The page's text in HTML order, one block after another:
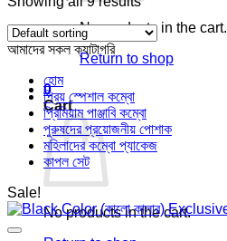
No products in the cart.
Return to shop
0
Cart
No products in the cart.
আমাদের সকল ক্যাটাগরি
হোম
প্রিয় স্পেশাল কম্বো
প্রিমিয়াম পাঞ্জাবি কম্বো
পুরুষদের প্রয়োজনীয় পোশাক
মহিলাদের কম্বো প্যাকেজ
কাপল সেট
Sale!